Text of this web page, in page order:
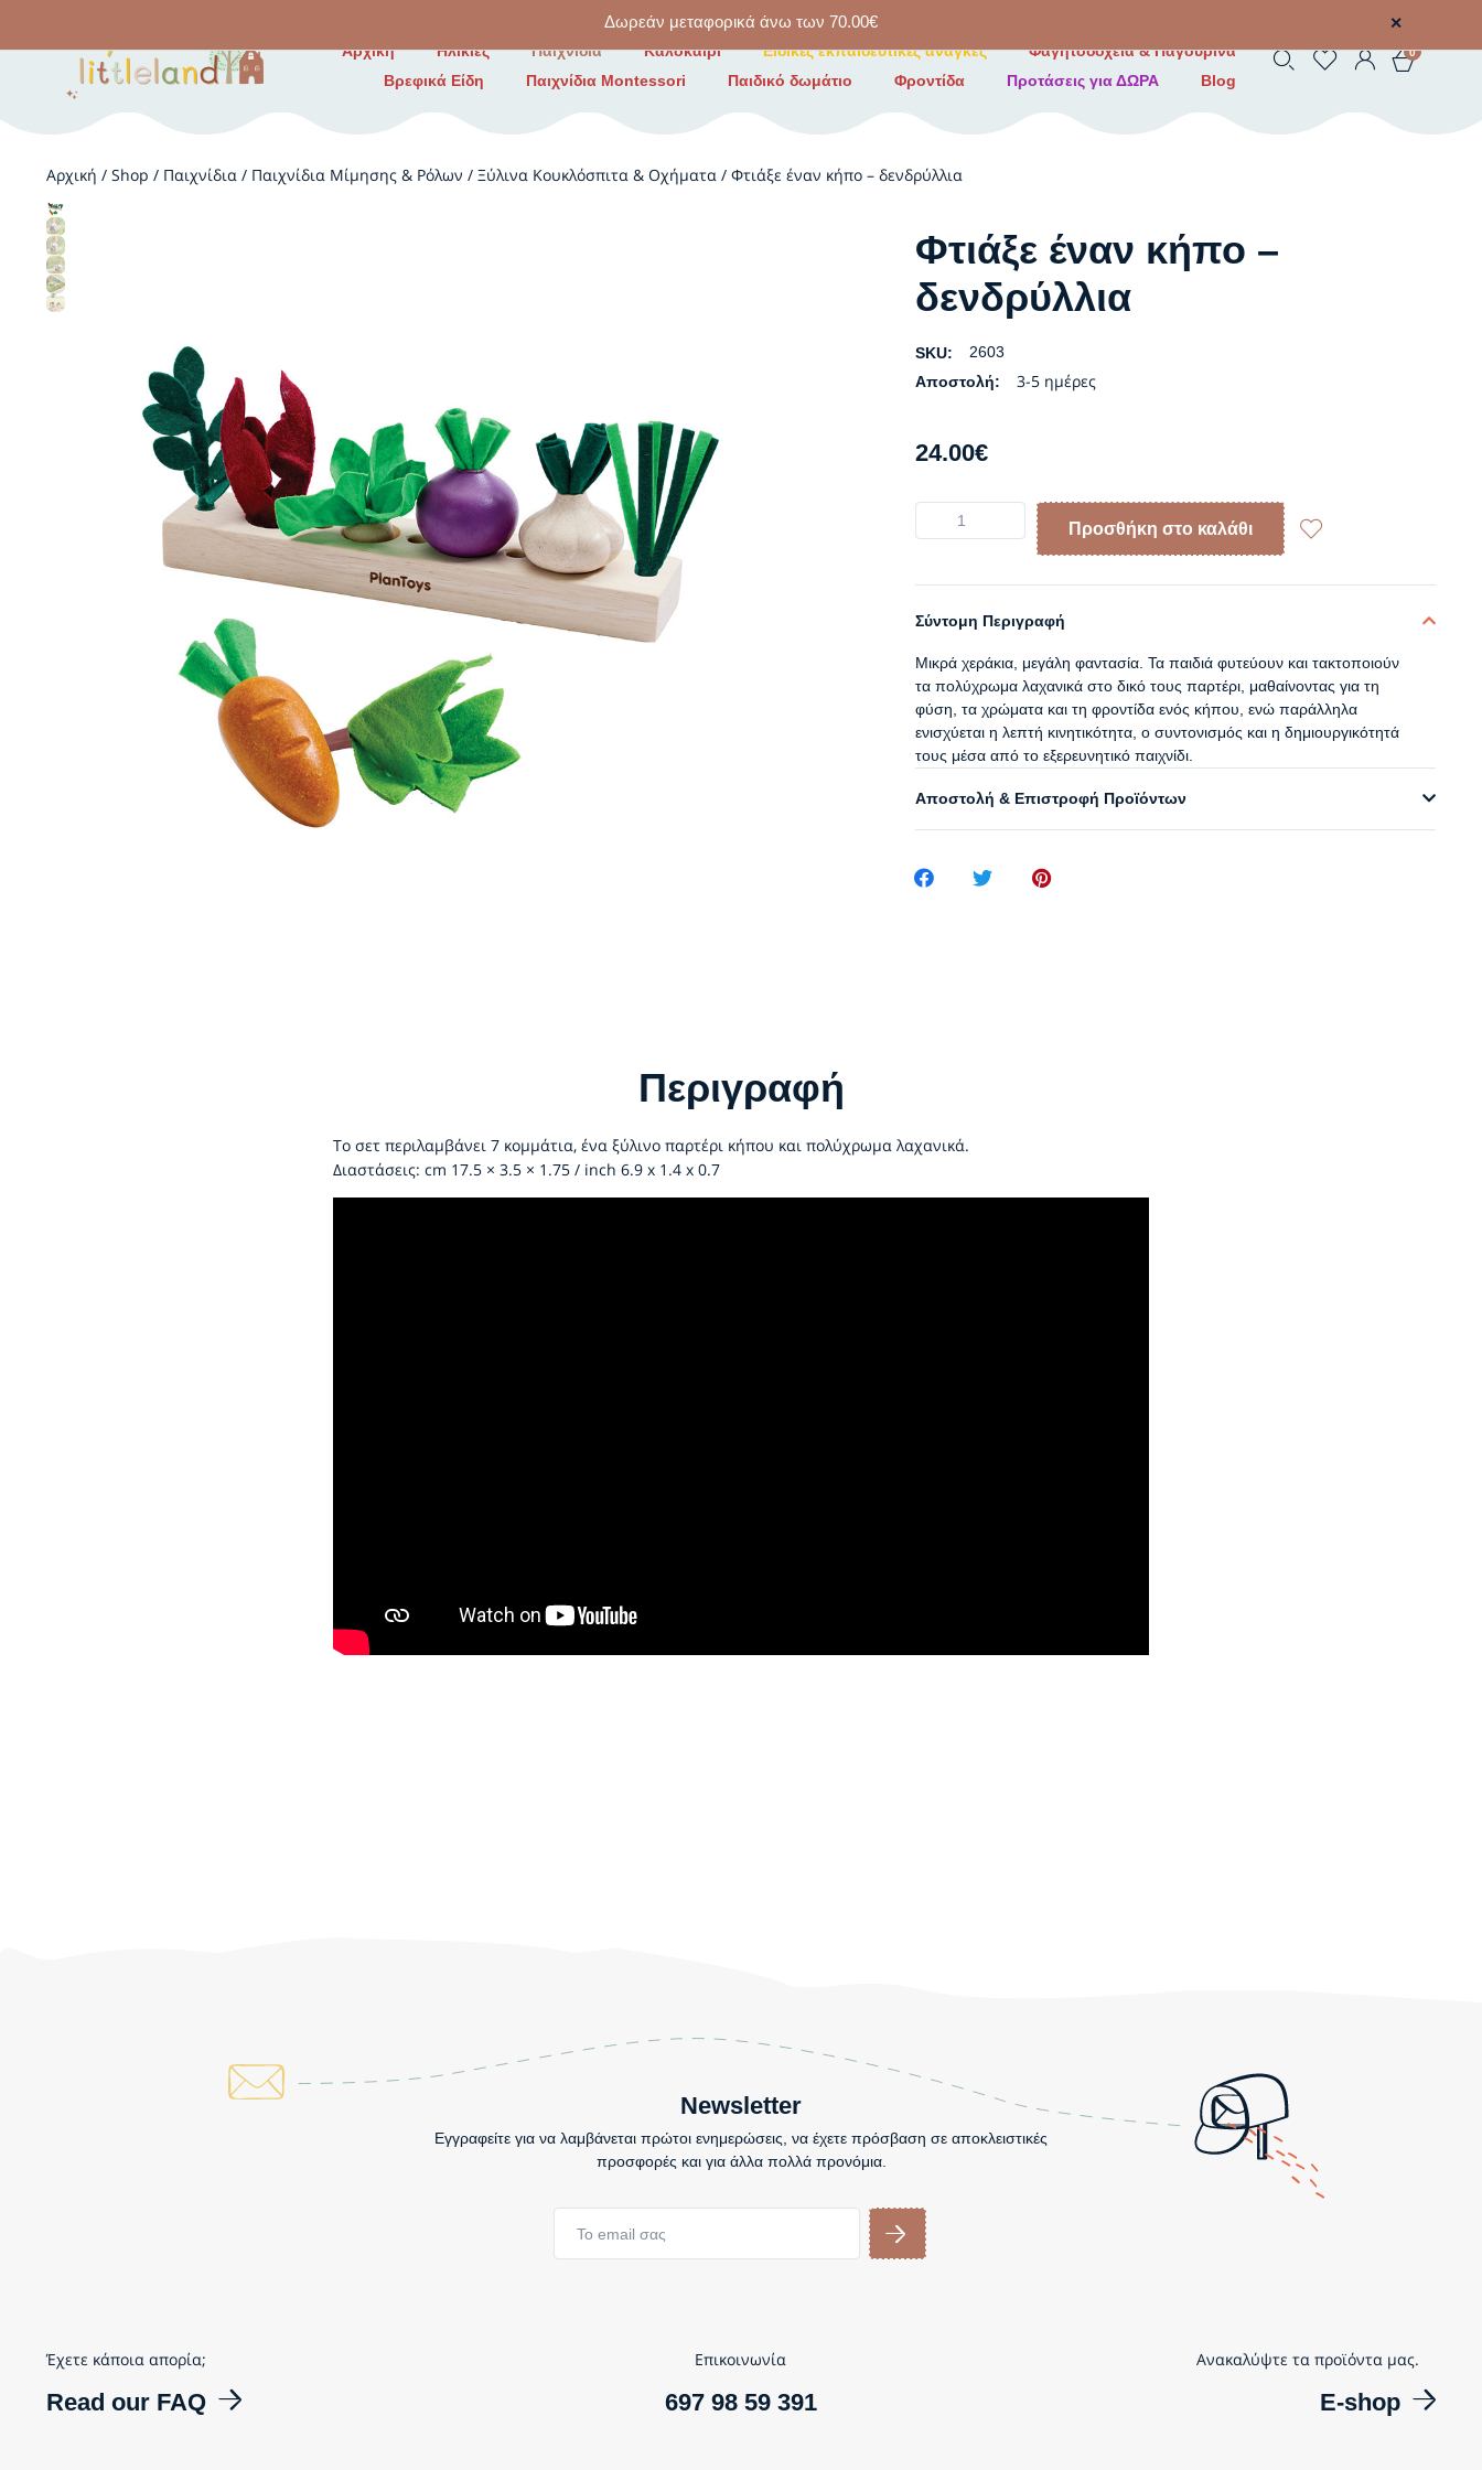
Δωρεάν μεταφορικά άνω των 70.00€
✕
Αρχική
Ηλικίες Παιχνίδια Καλοκαίρι Ειδικές εκπαιδευτικές ανάγκες
Φαγητοδοχεία & Παγουρίνα
Βρεφικά Είδη
Παιχνίδια Montessori Παιδικό δωμάτιο Φροντίδα Προτάσεις για ΔΩΡΑ Blog
0
Αρχική / Shop / Παιχνίδια / Παιχνίδια Μίμησης & Ρόλων / Ξύλινα Κουκλόσπιτα & Οχήματα / Φτιάξε έναν κήπο – δενδρύλλια
Φτιάξε έναν κήπο –
δενδρύλλια
SKU:
2603
Αποστολή:
3-5 ημέρες
24.00€
Προσθήκη στο καλάθι
Σύντομη Περιγραφή
Μικρά χεράκια, μεγάλη φαντασία. Τα παιδιά φυτεύουν και τακτοποιούν
τα πολύχρωμα λαχανικά στο δικό τους παρτέρι, μαθαίνοντας για τη
φύση, τα χρώματα και τη φροντίδα ενός κήπου, ενώ παράλληλα
ενισχύεται η λεπτή κινητικότητα, ο συντονισμός και η δημιουργικότητά
τους μέσα από το εξερευνητικό παιχνίδι.
Αποστολή & Επιστροφή Προϊόντων
Περιγραφή
Το σετ περιλαμβάνει 7 κομμάτια, ένα ξύλινο παρτέρι κήπου και πολύχρωμα λαχανικά.
Διαστάσεις: cm 17.5 × 3.5 × 1.75 / inch 6.9 x 1.4 x 0.7
Newsletter
Εγγραφείτε για να λαμβάνεται πρώτοι ενημερώσεις, να έχετε πρόσβαση σε αποκλειστικές
προσφορές και για άλλα πολλά προνόμια.
Έχετε κάποια απορία;
Read our FAQ
Επικοινωνία
697 98 59 391
Ανακαλύψτε τα προϊόντα μας.
E-shop